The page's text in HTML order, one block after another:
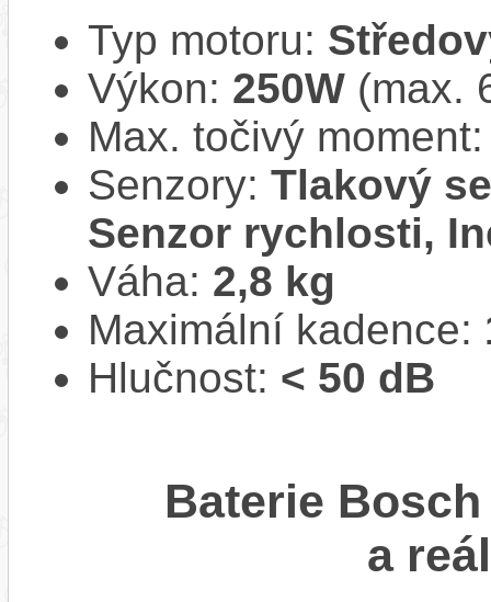
Typ motoru:
Výkon: 250W (max.
Max. točivý
Senzory: Tlakový
Senzor rychlosti,
Váha: 2,8 kg
Maximální kadence:
Hlučnost: < 50 dB
Baterie Bosch
a